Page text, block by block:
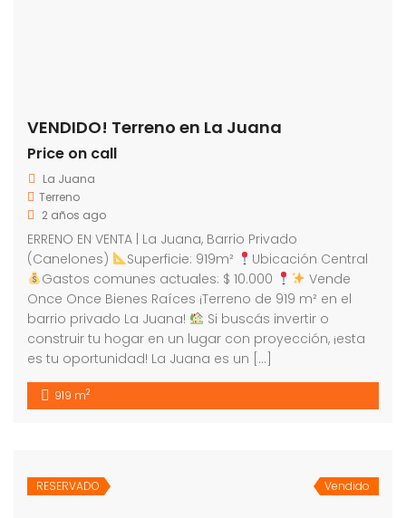
VENDIDO! Terreno en La Juana
Price on call
La Juana
Terreno
2 años ago
ERRENO EN VENTA | La Juana, Barrio Privado
(Canelones)
Superficie: 919m²
Ubicación Central
Gastos comunes actuales: $ 10.000
Vende
Once Once Bienes Raíces ¡Terreno de 919 m² en el
barrio privado La Juana!
Si buscás invertir o
construir tu hogar en un lugar con proyección, ¡esta
es tu oportunidad! La Juana es un […]
919 m2
RESERVADO Vendido